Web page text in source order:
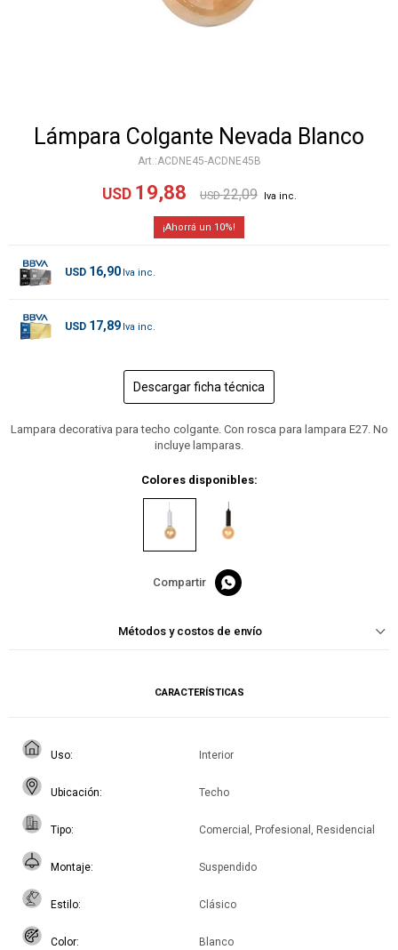
Lámpara Colgante Nevada Blanco
ACDNE45-ACDNE45B
USD 19,88 USD 22,09
10
USD 16,90
USD 17,89
Descargar ficha técnica
Lampara decorativa para techo colgante. Con rosca para lampara E27. No
incluye lamparas.
Colores disponibles:

Métodos y costos de envío
CARACTERÍSTICAS
Uso Interior
Ubicación Techo
Tipo Comercial, Profesional, Residencial
Montaje Suspendido
Estilo Clásico
Color Blanco